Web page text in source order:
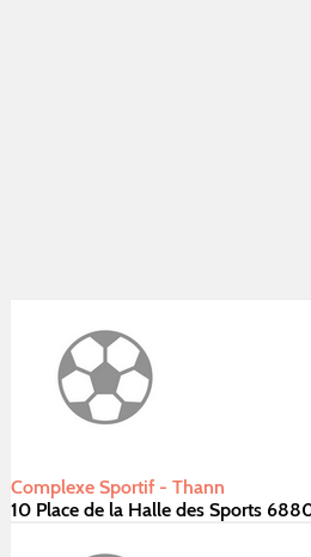
Complexe Sportif - Thann
10 Place de la Halle des Sports